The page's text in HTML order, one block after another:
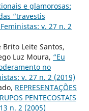
e glamorosas:
“travestis
v. 27 n. 2
Brito Leite Santos,
Luz Moura, “Eu
no
v. 27 n. 2 (2019)
REPRESENTAÇÕES
PENTECOSTAIS
n. 2 (2005)